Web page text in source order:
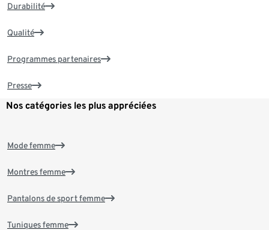
Durabilité
Qualité
Programmes partenaires
Presse
Nos catégories les plus appréciées
Mode femme
Montres femme
Pantalons de sport femme
Tuniques femme